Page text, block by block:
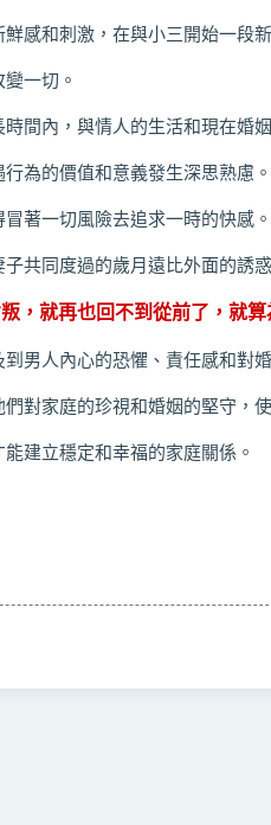
感和刺激，在與小三開始一段
一切。
間內，與情人的生活和現在婚
為的價值和意義發生深思熟慮。
著一切風險去追求一時的快感。
共同度過的歲月遠比外面的誘
，就再也回不到從前了，就
男人內心的恐懼、責任感和對
對家庭的珍視和婚姻的堅守，
建立穩定和幸福的家庭關係。